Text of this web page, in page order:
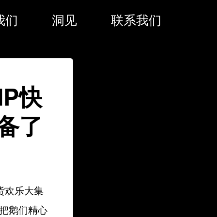
们 洞见 联系我们
快
了
欢乐大集
鹅们精心